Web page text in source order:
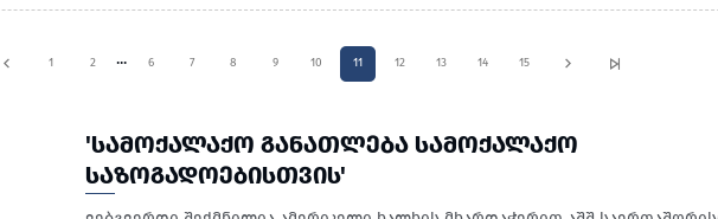
1 2 ... 6 7 8 9 10 11 12 13 14 15
'ᲡᲐᲛᲝᲥᲐᲚᲐᲥᲝ ᲒᲐᲜᲐᲗᲚᲔᲑᲐ ᲡᲐᲛᲝᲥᲐᲚᲐᲥᲝ
ᲡᲐᲖᲝᲒᲐᲓᲝᲔᲑᲘᲡᲗᲕᲘᲡ'